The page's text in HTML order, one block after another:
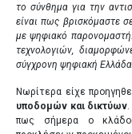
το σύνθημα για την
είναι πως βρισκόμαστε
με ψηφιακό
τεχνολογιών,
σύγχρονη ψηφιακή
Νωρίτερα είχε
υποδομών και δικτύων
πως σήμερα ο